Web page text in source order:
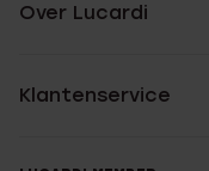
Over Lucardi
Klantenservice